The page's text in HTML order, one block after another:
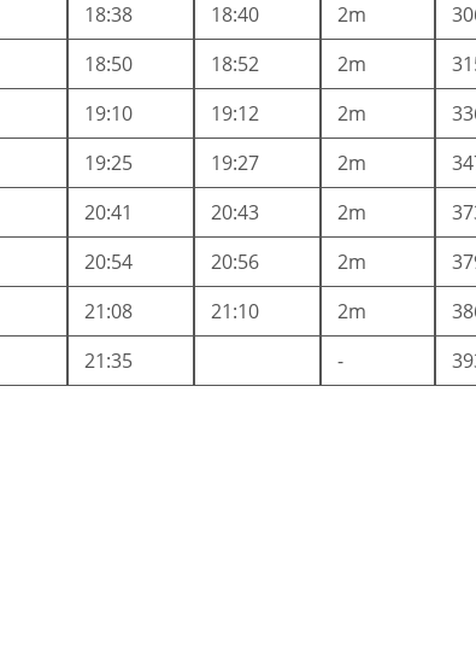
18:38 18:40 2m
18:50 18:52 2m
19:10 19:12 2m
19:25 19:27 2m
20:41 20:43 2m
20:54 20:56 2m
21:08 21:10 2m
21:35 -